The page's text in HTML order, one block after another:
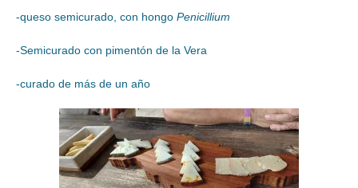
-queso semicurado, con hongo Penicillium
-Semicurado con pimentón de la Vera
-curado de más de un año